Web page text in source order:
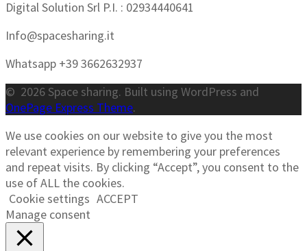
Digital Solution Srl P.I. : 02934440641
Info@spacesharing.it
Whatsapp +39 3662632937
© 2026 Space sharing. Built using WordPress and
OnePage Express Theme.
We use cookies on our website to give you the most
relevant experience by remembering your preferences
and repeat visits. By clicking “Accept”, you consent to the
use of ALL the cookies.
Cookie settings ACCEPT
Manage consent